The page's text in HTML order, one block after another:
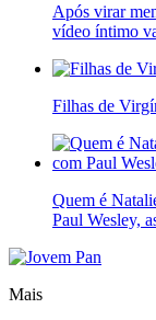
Após virar
vídeo íntimo
Filhas de
Quem é
Paul Wesley,
Mais